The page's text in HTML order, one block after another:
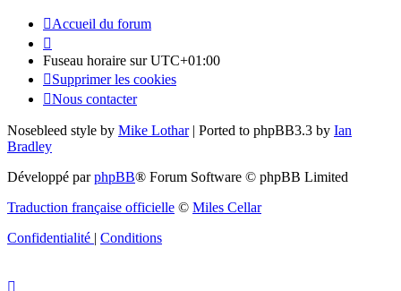
Accueil du forum
Fuseau horaire surUTC+01:00
Supprimer les cookies
Nous contacter
Nosebleed style by Mike Lothar| Ported to phpBB3.3 by Ian
Bradley
Développé parphpBB® Forum Software © phpBB Limited
Traduction française officielle © Miles Cellar
Confidentialité | Conditions